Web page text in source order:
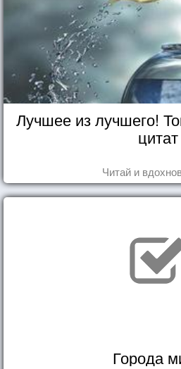
Лучшее из лучшего!
цитат
Читай и
Города